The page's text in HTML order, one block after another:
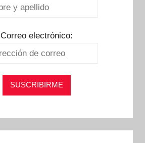
Correo electrónico: